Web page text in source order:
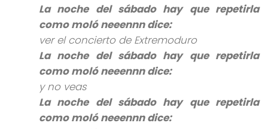
La noche del sábado hay que repetirla
como moló neeennn dice:
ver el concierto de Extremoduro
La noche del sábado hay que repetirla
como moló neeennn dice:
y no veas
La noche del sábado hay que repetirla
como moló neeennn dice: